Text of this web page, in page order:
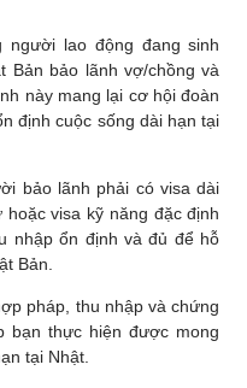
lao động đang sinh
Bản bảo lãnh vợ/chồng và
này mang lại cơ hội đoàn
định cuộc sống dài hạn tại
bảo lãnh phải có visa dài
visa kỹ năng đặc định
nhập ổn định và đủ để hỗ
Bản.
pháp, thu nhập và chứng
bạn thực hiện được mong
tại Nhật.